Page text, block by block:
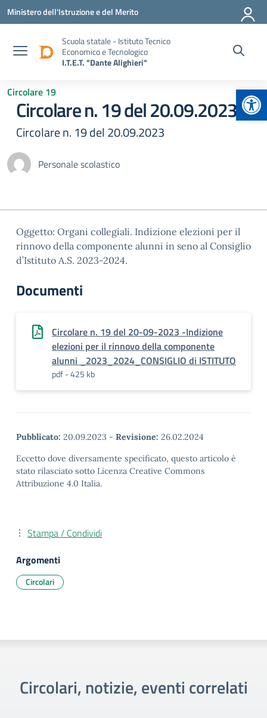
Vai ai contenuti
Vai al menu di navigazione
Vai al footer
Ministero dell'Istruzione e del Merito
Scuola statale - Istituto Tecnico
Economico e Tecnologico
I.T.E.T. "Dante Alighieri"
Circolare 19
Circolare n. 19 del 20.09.2023
Circolare n. 19 del 20.09.2023
Personale scolastico
Oggetto: Organi collegiali. Indizione elezioni per il
rinnovo della componente alunni in seno al Consiglio
d’Istituto A.S. 2023-2024.
Documenti
Circolare n. 19 del 20-09-2023 -Indizione
elezioni per il rinnovo della componente
alunni _2023_2024_CONSIGLIO di ISTITUTO
pdf - 425 kb
Pubblicato: 20.09.2023 - Revisione: 26.02.2024
Eccetto dove diversamente specificato, questo articolo è
stato rilasciato sotto Licenza Creative Commons
Attribuzione 4.0 Italia.
Stampa / Condividi
Argomenti
Circolari
Circolari, notizie, eventi correlati